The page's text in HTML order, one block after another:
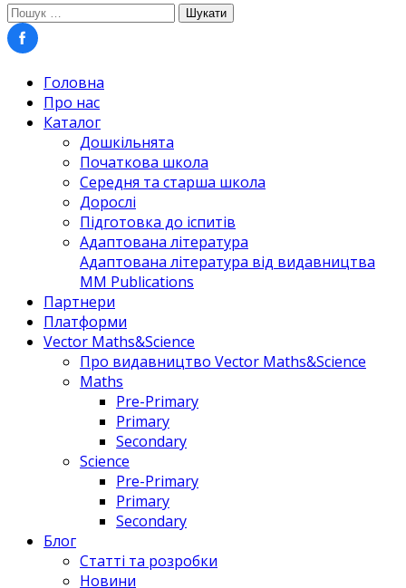
Пошук:
Головна
Про нас
Каталог
Дошкільнята
Початкова школа
Середня та старша школа
Дорослі
Підготовка до іспитів
Адаптована література
Адаптована література від видавництва
MM Publications
Партнери
Платформи
Vector Maths&Science
Про видавництво Vector Maths&Science
Maths
Pre-Primary
Primary
Secondary
Science
Pre-Primary
Primary
Secondary
Блог
Статті та розробки
Новини